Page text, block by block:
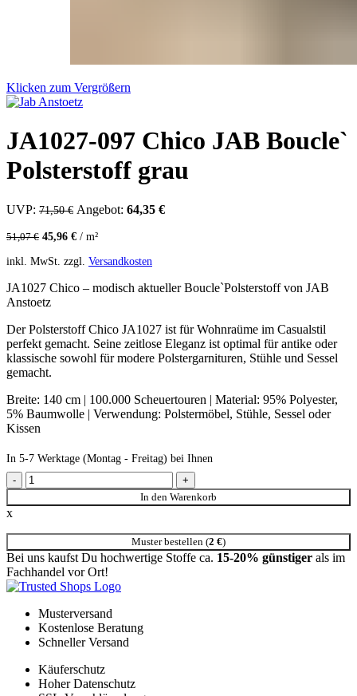
Klicken zum Vergrößern
JA1027-097 Chico JAB Boucle`
Polsterstoff grau
UVP: 71,50€ Ursprünglicher Preis war: 71,50 €
Angebot: 64,35 €
51,07€ 45,96 € / m²
inkl. MwSt. zzgl. Versandkosten
JA1027 Chico – modisch aktueller Boucle`Polsterstoff von JAB
Anstoetz
Der Polsterstoff Chico JA1027 ist für Wohnraüme im Casualstil
perfekt gemacht. Seine zeitlose Eleganz ist optimal für antike oder
klassische sowohl für modere Polstergarnituren, Stühle und Sessel
gemacht.
Breite: 140 cm | 100.000 Scheuertouren | Material: 95% Polyester,
5% Baumwolle | Verwendung: Polstermöbel, Stühle, Sessel oder
Kissen
In 5-7 Werktage (Montag - Freitag) bei Ihnen
JA1027-097 Chico JAB Boucle` Polsterstoff grau Menge
In den Warenkorb
x
Muster bestellen (2 €)
Bei uns kaufst Du hochwertige Stoffe ca. 15-20% günstiger als im
Fachhandel vor Ort!
Musterversand
Kostenlose Beratung
Schneller Versand
Käuferschutz
Hoher Datenschutz